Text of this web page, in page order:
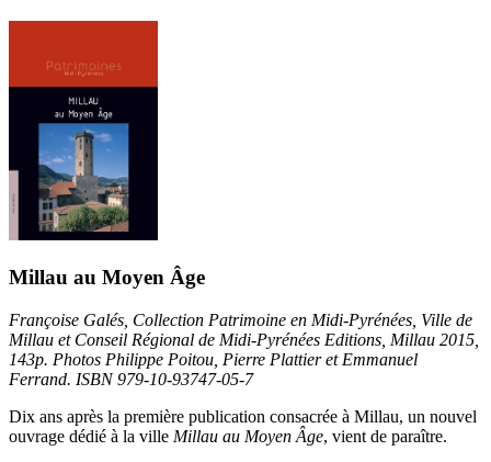
Millau au Moyen Âge
Françoise Galés, Collection Patrimoine en Midi-Pyrénées, Ville de
Millau et Conseil Régional de Midi-Pyrénées Editions, Millau 2015,
143p. Photos Philippe Poitou, Pierre Plattier et Emmanuel
Ferrand. ISBN 979-10-93747-05-7
Dix ans après la première publication consacrée à Millau, un nouvel
ouvrage dédié à la ville Millau au Moyen Âge, vient de paraître.